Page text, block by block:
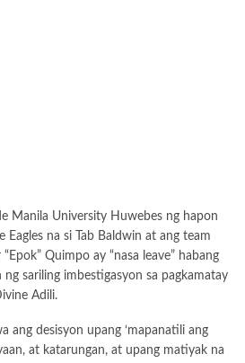
Manila University Huwebes ng hapon
Eagles na si Tab Baldwin at ang team
Quimpo ay “nasa leave” habang
ng sariling imbestigasyon sa pagkamatay
Adili.
ang desisyon upang ‘mapanatili ang
at katarungan, at upang matiyak na